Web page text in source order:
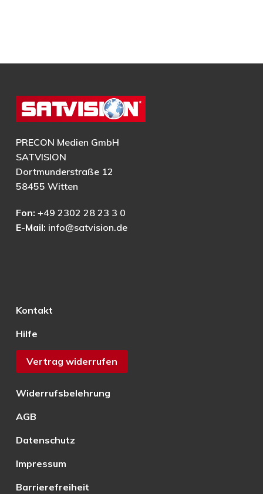
PRECON Medien GmbH
SATVISION
Dortmunderstraße 12
58455 Witten
Fon: +49 2302 28 23 3 0
E-Mail: info@satvision.de
Kontakt
Hilfe
Vertrag widerrufen
Widerrufsbelehrung
AGB
Datenschutz
Impressum
Barrierefreiheit